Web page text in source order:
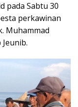
pada Sabtu 30
perkawinan
Muhammad